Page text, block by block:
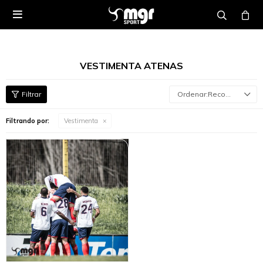

VESTIMENTA ATENAS
Recomendados
Filtrando por: Vestimenta